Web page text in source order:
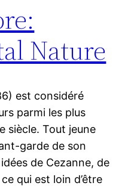
Nature
est considéré
parmi les plus
siècle. Tout jeune
garde de son
de Cezanne, de
qui est loin d’être